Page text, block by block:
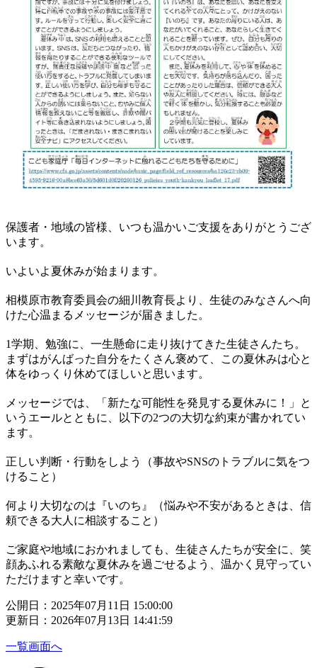
保護者・地域の皆様、いつも温かいご支援をありがとうござ
います。
いよいよ夏休みが始まります。
相模原市教育委員会の細川教育長より、生徒のみなさんへ向
けた心温まるメッセージが届きました。
1学期、勉強に、一生懸命に走り抜けてきた生徒さんたち。
まずはがんばった自分をたくさん褒めて、この夏休みは心と
体をゆっくり休めてほしいと思います。
メッセージでは、「新たな可能性を発見する夏休みに！」と
いうエールとともに、以下の2つの大切な約束が書かれてい
ます。
正しい判断・行動をしよう（事故やSNSのトラブルに気をつ
けること）
何より大切なのは『いのち』（悩みや不安があるときは、信
頼できる大人に相談すること）
ご家庭や地域におかれましても、生徒さんたちが安全に、笑
顔あふれる素敵な夏休みを過ごせるよう、温かく見守ってい
ただけますと幸いです。
公開日：2025年07月11日 15:00:00
更新日：2026年07月13日 14:41:59
一覧画面へ